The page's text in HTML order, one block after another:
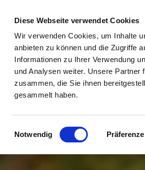
Diese Webseite verwendet Cookies
Wir verwenden Cookies, um Inhalte
anbieten zu können und die Zugriffe
Informationen zu Ihrer Verwendung
und Analysen weiter. Unsere
zusammen, die Sie ihnen
gesammelt haben.
Einwilligungsauswahl
Notwendig
Tierkommunikations-Gespräch mit
Infos &
Homepage: Infos zu einem
Coming soon (ab